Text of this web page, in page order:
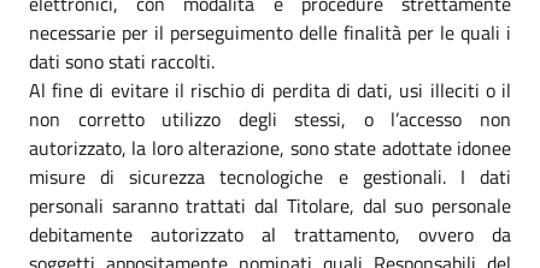
necessarie per il perseguimento delle finalità per le quali i
dati sono stati raccolti.
Al fine di evitare il rischio di perdita di dati, usi illeciti o il
non corretto utilizzo degli stessi, o l’accesso non
autorizzato, la loro alterazione, sono state adottate idonee
misure di sicurezza tecnologiche e gestionali. I dati
personali saranno trattati dal Titolare, dal suo personale
debitamente autorizzato al trattamento, ovvero da